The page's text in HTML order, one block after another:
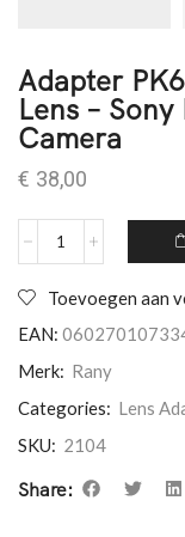
Adapter
Lens –
Camera
€ 38,00
Toevoegen aan
EAN:
Merk: Rany
Categories: Lens
SKU: 2104
Share: